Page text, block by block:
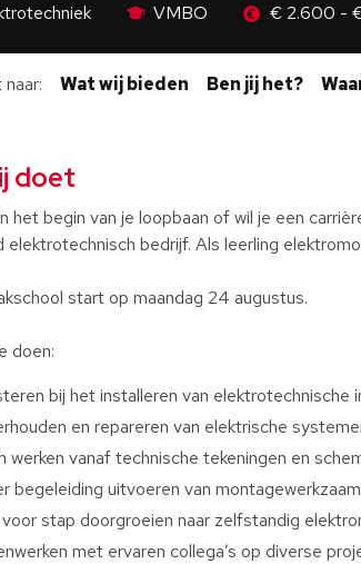
VMBO € 2.600 -
naar Wat wij bieden Ben jij het?
doet
het begin van je loopbaan of wil je een
elektrotechnisch bedrijf. Als leerling
start op maandag 24 augustus.
doen:
bij het installeren van elektrotechnische
en repareren van elektrische
werken vanaf technische tekeningen en
begeleiding uitvoeren van
stap doorgroeien naar zelfstandig
met ervaren collega’s op diverse